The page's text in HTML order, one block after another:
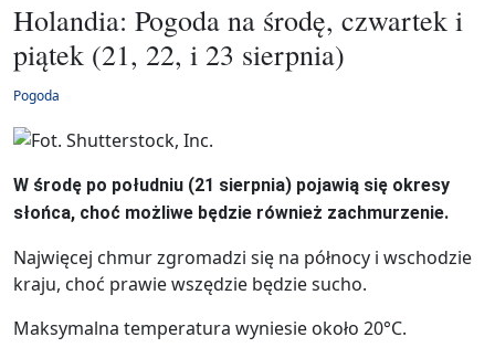
Holandia: Pogoda na środę, czwartek i
piątek (21, 22, i 23 sierpnia)
Pogoda
W środę po południu (21 sierpnia) pojawią się okresy
słońca, choć możliwe będzie również zachmurzenie.
Najwięcej chmur zgromadzi się na północy i wschodzie
kraju, choć prawie wszędzie będzie sucho.
Maksymalna temperatura wyniesie około 20°C.